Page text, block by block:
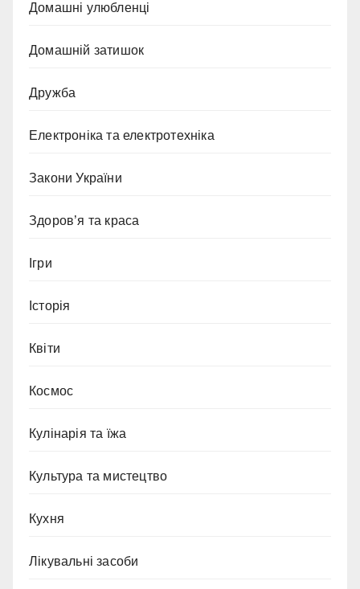
Домашні улюбленці
Домашній затишок
Дружба
Електроніка та електротехніка
Закони України
Здоров’я та краса
Ігри
Історія
Квіти
Космос
Кулінарія та їжа
Культура та мистецтво
Кухня
Лікувальні засоби